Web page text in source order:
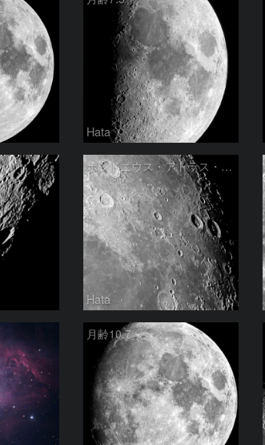
Hata
ポシドニウス・アトラス・ヘラクレス
Hata
月齢10.7